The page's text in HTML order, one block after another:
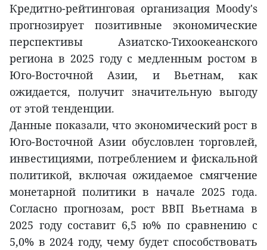
Кредитно-рейтинговая организация Moody's
прогнозирует позитивные экономические
перспективы Азиатско-Тихоокеанского
региона в 2025 году с медленным ростом в
Юго-Восточной Азии, и Вьетнам, как
ожидается, получит значительную выгоду
от этой тенденции.
Данные показали, что экономический рост в
Юго-Восточной Азии обусловлен торговлей,
инвестициями, потреблением и фискальной
политикой, включая ожидаемое смягчение
монетарной политики в начале 2025 года.
Согласно прогнозам, рост ВВП Вьетнама в
2025 году составит 6,5 ю% по сравнению с
5,0% в 2024 году, чему будет способствовать